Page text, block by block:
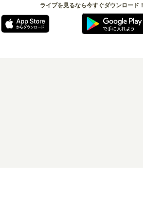
ライブを見るなら今すぐダウンロード！